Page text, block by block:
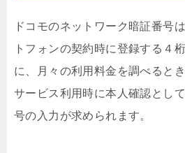
ドコモのネットワーク暗証番号
トフォンの契約時に登録する４
に、月々の利用料金を調べると
サービス利用時に本人確認とし
号の入力が求められます。